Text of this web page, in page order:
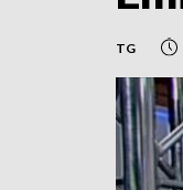
TG